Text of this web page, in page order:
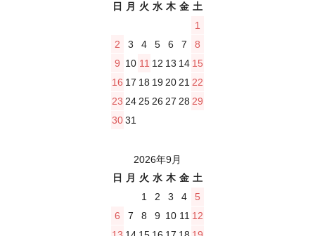
日
月 火 水 木 金 土
1
2
3 4 5 6 7
8
9 10 11 12 13 14 15
16 17 18 19 20 21 22
23 24 25 26 27 28 29
3031
2026年9月
日
月 火 水 木 金 土
1
2 3 4
5
6
7 8 9 10 11 12